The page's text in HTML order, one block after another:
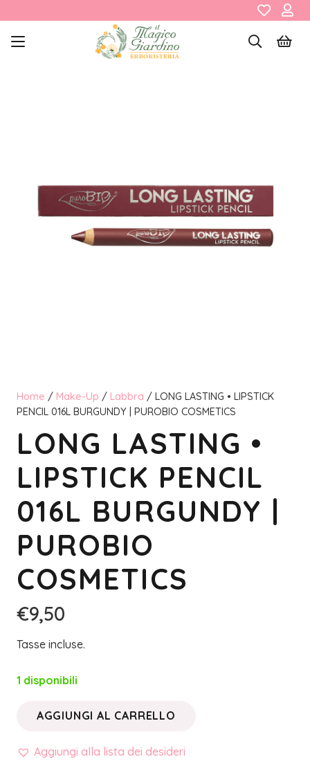
Home / Make-Up / Labbra / LONG LASTING • LIPSTICK
PENCIL 016L BURGUNDY | PUROBIO COSMETICS
LONG LASTING •
LIPSTICK PENCIL
016L BURGUNDY |
PUROBIO
COSMETICS
€9,50
Tasse incluse.
1 disponibili
LASTING
AGGIUNGI AL CARRELLO
Aggiungi alla lista dei desideri